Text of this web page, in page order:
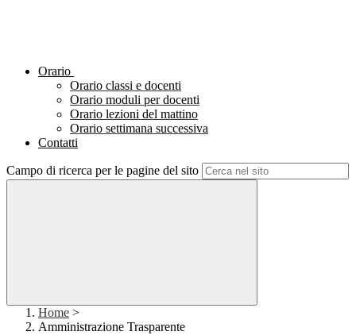
Orario
Orario classi e docenti
Orario moduli per docenti
Orario lezioni del mattino
Orario settimana successiva
Contatti
Campo di ricerca per le pagine del sito
Home >
Amministrazione Trasparente